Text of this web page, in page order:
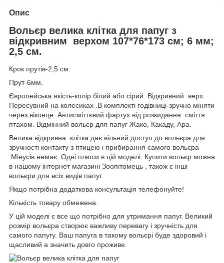
Опис
Вольєр велика клітка для папуг з
відкривним верхом 107*76*173 см; 6 мм;
2,5 см.
Крок прутів-2,5 см.
Прут-6мм.
Європейська якість-колір білий або сірий. Відкривний верх.
Пересувний на колесиках .В комплекті годівниці-зручно міняти
через віконце. Антисміттєвий фартух від розкидання сміття
птахом. Відмінний вольєр для папуг Жако, Какаду, Ара.
Велика відкривна клітка дає вільний доступ до вольєра для
зручності контакту з птицею і прибирання самого вольєра
.Мінусів немає. Одні плюси в цій моделі. Купити вольєр можна
в нашому інтернет магазині Зоопітомець , також є інші
вольєри для всіх видів папуг.
Якщо потрібна додаткова консультація телефонуйте!
Кількість товару обмежена.
У цій моделі є все що потрібно для утримання папуг. Великий
розмір вольєра створює важливу перевагу і зручність для
самого папугу. Ваш папуга в такому вольєрі буде здоровий і
щасливий а значить довго проживе.